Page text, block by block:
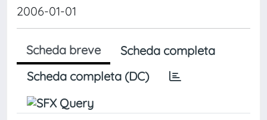
2006-01-01
Scheda breve
Scheda completa
Scheda completa (DC)